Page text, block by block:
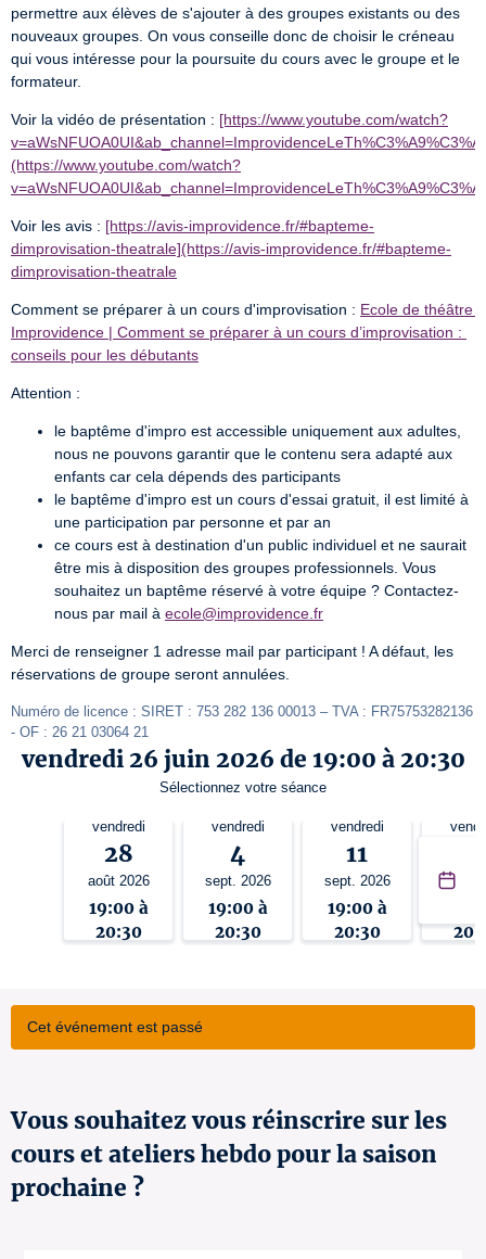
permettre aux élèves de s'ajouter à des groupes existants ou des
nouveaux groupes. On vous conseille donc de choisir le créneau
qui vous intéresse pour la poursuite du cours avec le groupe et le
formateur.
Voir la vidéo de présentation : [https://www.youtube.com/watch?
(https://www.youtube.com/watch?
Voir les avis : [https://avis-improvidence.fr/#bapteme-
dimprovisation-theatrale](https://avis-improvidence.fr/#bapteme-
dimprovisation-theatrale
Comment se préparer à un cours d'improvisation : Ecole de théâtre
Improvidence | Comment se préparer à un cours d’improvisation :
conseils pour les débutants
Attention :
le baptême d'impro est accessible uniquement aux adultes,
nous ne pouvons garantir que le contenu sera adapté aux
enfants car cela dépends des participants
le baptême d'impro est un cours d'essai gratuit, il est limité à
une participation par personne et par an
ce cours est à destination d'un public individuel et ne saurait
être mis à disposition des groupes professionnels. Vous
souhaitez un baptême réservé à votre équipe ? Contactez-
nous par mail à ecole@improvidence.fr
Merci de renseigner 1 adresse mail par participant ! A défaut, les
réservations de groupe seront annulées.
Numéro de licence : SIRET : 753 282 136 00013 – TVA : FR75753282136
- OF : 26 21 03064 21
vendredi 26 juin 2026 de 19:00 à 20:30
Sélectionnez votre séance
vendredi
28
août 2026
19:00 à
20:30
vendredi
4
sept. 2026
19:00 à
20:30
vendredi
11
sept. 2026
19:00 à
20:30
sept.
Cet événement est passé
Vous souhaitez vous réinscrire sur les
cours et ateliers hebdo pour la saison
prochaine ?